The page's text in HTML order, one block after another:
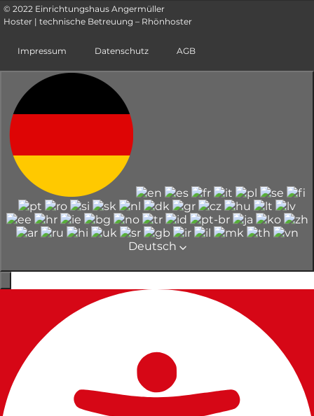
© 2022 Einrichtungshaus Angermüller
Hoster | technische Betreuung – Rhönhoster
Impressum Datenschutz AGB
Deutsch